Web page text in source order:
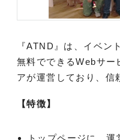
『ATND』は、イベン
無料でできるWebサー
アが運営しており、信
【特徴】